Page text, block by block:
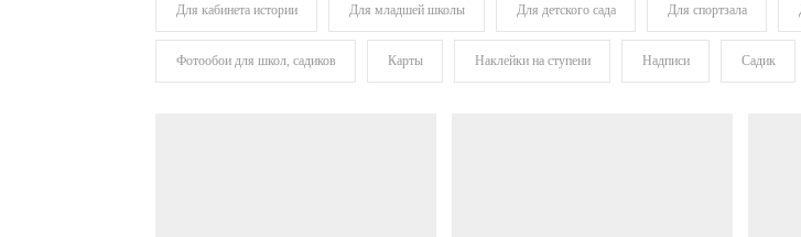
Для кабинета истории Для младшей школы Для детского сада Для спортзала
Фотообои для школ, садиков Карты Наклейки на ступени Надписи Садик